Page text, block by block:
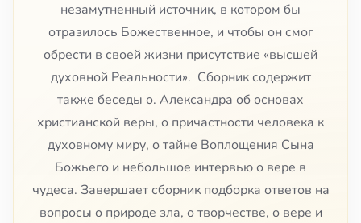
незамутненный источник, в котором бы
отразилось Божественное, и чтобы он смог
обрести в своей жизни присутствие «высшей
духовной Реальности». Сборник содержит
также беседы о. Александра об основах
христианской веры, о причастности человека к
духовному миру, о тайне Воплощения Сына
Божьего и небольшое интервью о вере в
чудеса. Завершает сборник подборка ответов на
вопросы о природе зла, о творчестве, о вере и